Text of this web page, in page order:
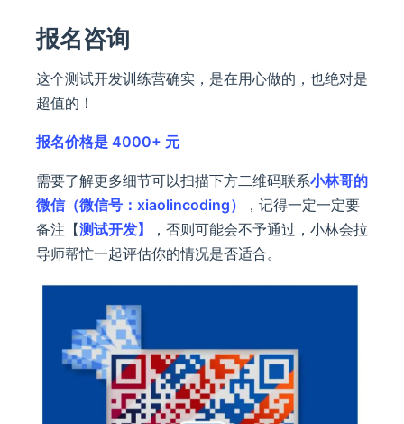
报名咨询
这个测试开发训练营确实，是在用心做的，也绝对是
超值的！
报名价格是 4000+ 元
需要了解更多细节可以扫描下方二维码联系小林哥的
微信（微信号：xiaolincoding）
，记得一定一定要
备注【测试开发】
，否则可能会不予通过，小林会拉
导师帮忙一起评估你的情况是否适合。